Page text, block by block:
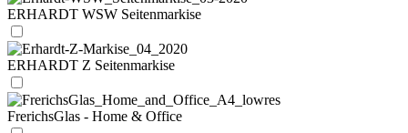
ERHARDT WSW Seitenmarkise
ERHARDT Z Seitenmarkise
FrerichsGlas - Home & Office